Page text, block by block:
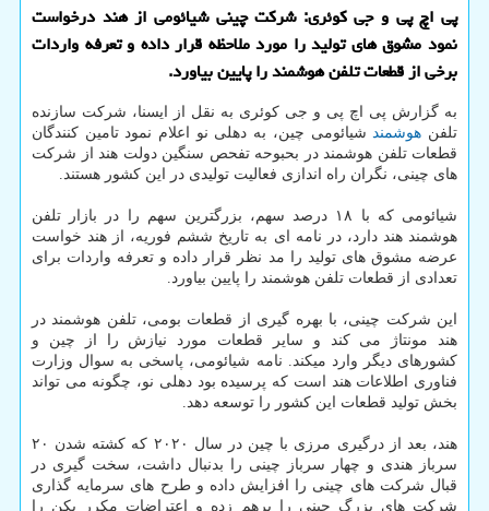
پی اچ پی و جی کوئری: شرکت چینی شیائومی از هند درخواست
نمود مشوق های تولید را مورد ملاحظه قرار داده و تعرفه واردات
برخی از قطعات تلفن هوشمند را پایین بیاورد.
به گزارش پی اچ پی و جی کوئری به نقل از ایسنا، شرکت سازنده
تلفن هوشمندشیائومی چین، به دهلی نو اعلام نمود تامین کنندگان
قطعات تلفن هوشمند در بحبوحه تفحص سنگین دولت هند از شرکت
های چینی، نگران راه اندازی فعالیت تولیدی در این کشور هستند.
شیائومی که با ۱۸ درصد سهم، بزرگترین سهم را در بازار تلفن
هوشمند هند دارد، در نامه ای به تاریخ ششم فوریه، از هند خواست
عرضه مشوق های تولید را مد نظر قرار داده و تعرفه واردات برای
تعدادی از قطعات تلفن هوشمند را پایین بیاورد.
این شرکت چینی، با بهره گیری از قطعات بومی، تلفن هوشمند در
هند مونتاژ می کند و سایر قطعات مورد نیازش را از چین و
کشورهای دیگر وارد میکند. نامه شیائومی، پاسخی به سوال وزارت
فناوری اطلاعات هند است که پرسیده بود دهلی نو، چگونه می تواند
بخش تولید قطعات این کشور را توسعه دهد.
هند، بعد از درگیری مرزی با چین در سال ۲۰۲۰ که کشته شدن ۲۰
سرباز هندی و چهار سرباز چینی را بدنبال داشت، سخت گیری در
قبال شرکت های چینی را افزایش داده و طرح های سرمایه گذاری
شرکت های بزرگ چینی را برهم زده و اعتراضات مکرر پکن را